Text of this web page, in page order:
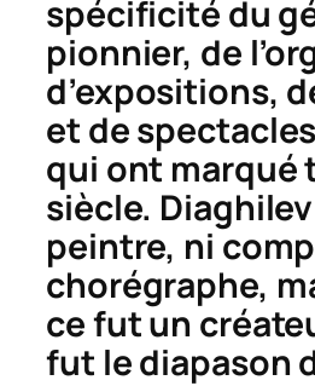
spécificité du
pionnier, de
d’expositions,
et de
qui ont marqué
siècle.
peintre, ni
chorégraphe,
ce fut un
fut le diapason